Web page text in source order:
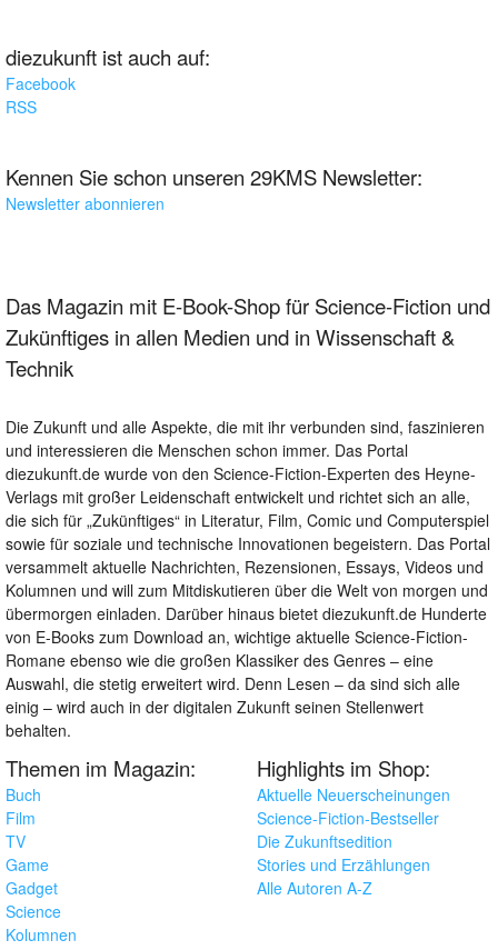
diezukunft ist auch auf:
Facebook
RSS
Kennen Sie schon unseren 29KMS Newsletter:
Newsletter abonnieren
Das Magazin mit E-Book-Shop für Science-Fiction und
Zukünftiges in allen Medien und in Wissenschaft &
Technik
Die Zukunft und alle Aspekte, die mit ihr verbunden sind, faszinieren
und interessieren die Menschen schon immer. Das Portal
diezukunft.de wurde von den Science-Fiction-Experten des Heyne-
Verlags mit großer Leidenschaft entwickelt und richtet sich an alle,
die sich für „Zukünftiges“ in Literatur, Film, Comic und Computerspiel
sowie für soziale und technische Innovationen begeistern. Das Portal
versammelt aktuelle Nachrichten, Rezensionen, Essays, Videos und
Kolumnen und will zum Mitdiskutieren über die Welt von morgen und
übermorgen einladen. Darüber hinaus bietet diezukunft.de Hunderte
von E-Books zum Download an, wichtige aktuelle Science-Fiction-
Romane ebenso wie die großen Klassiker des Genres – eine
Auswahl, die stetig erweitert wird. Denn Lesen – da sind sich alle
einig – wird auch in der digitalen Zukunft seinen Stellenwert
behalten.
Themen im Magazin:
Buch
Film
TV
Game
Gadget
Science
Kolumnen
Highlights im Shop:
Aktuelle Neuerscheinungen
Science-Fiction-Bestseller
Die Zukunftsedition
Stories und Erzählungen
Alle Autoren A-Z